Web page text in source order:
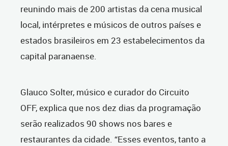
reunindo mais de 200 artistas da cena musical
local, intérpretes e músicos de outros países e
estados brasileiros em 23 estabelecimentos da
capital paranaense.
Glauco Solter, músico e curador do Circuito
OFF, explica que nos dez dias da programação
serão realizados 90 shows nos bares e
restaurantes da cidade. “Esses eventos, tanto a